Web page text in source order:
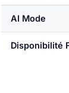
AI Mode
Disponibilité